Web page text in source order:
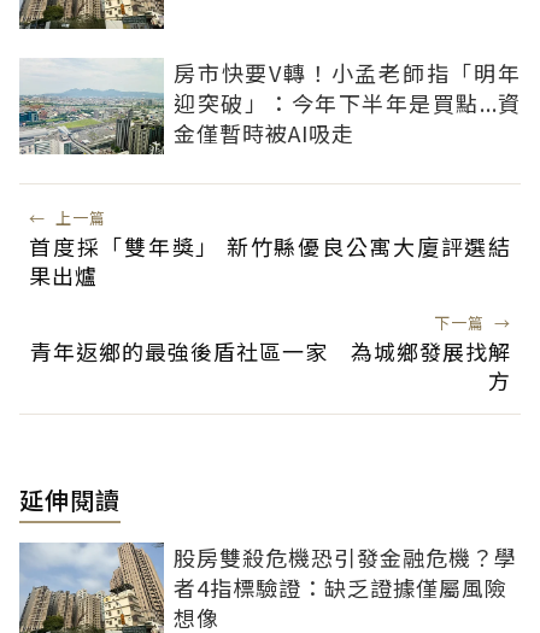
房市快要V轉！小孟老師指「明年
迎突破」：今年下半年是買點...資
金僅暫時被AI吸走
← 上一篇
首度採「雙年獎」 新竹縣優良公寓大廈評選結
果出爐
下一篇 →
青年返鄉的最強後盾社區一家 為城鄉發展找解
方
延伸閱讀
股房雙殺危機恐引發金融危機？學
者4指標驗證：缺乏證據僅屬風險
想像